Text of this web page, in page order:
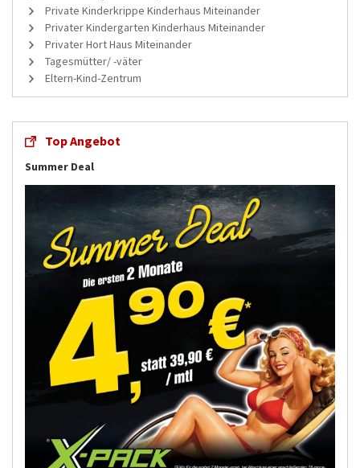
Private Kinderkrippe Kinderhaus Miteinander
Privater Kindergarten Kinderhaus Miteinander
Privater Hort Haus Miteinander
Tagesmütter/ -väter
Eltern-Kind-Zentrum
Top Angebot
Summer Deal